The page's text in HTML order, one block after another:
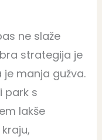
ne slaže
strategija je
manja gužva.
park s
lakše